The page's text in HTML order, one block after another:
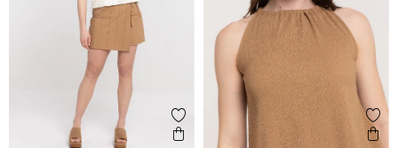
Ajouter aux favoris
Aperçu rapide